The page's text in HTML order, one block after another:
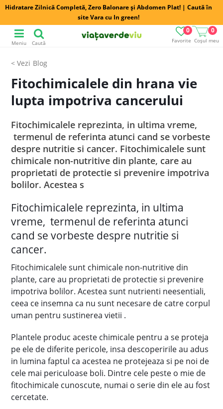
Hidratare Zilnică Completă, Zero Balonare și Abdomen Plat! | Caută în
site Vara cu In green!
Favorite
0
Coșul meu
0
Meniu Caută
Blog
Fitochimicalele din hrana vie
lupta impotriva cancerului
Fitochimicalele reprezinta, in ultima vreme,
termenul de referinta atunci cand se vorbeste
despre nutritie si cancer. Fitochimicalele sunt
chimicale non-nutritive din plante, care au
proprietati de protectie si prevenire impotriva
bolilor. Acestea s
Fitochimicalele reprezinta, in ultima
vreme, termenul de referinta atunci
cand se vorbeste despre nutritie si
cancer.
Fitochimicalele sunt chimicale non-nutritive din
plante, care au proprietati de protectie si prevenire
impotriva bolilor. Acestea sunt nutrienti neesentiali,
ceea ce insemna ca nu sunt necesare de catre corpul
uman pentru sustinerea vietii .
Plantele produc aceste chimicale pentru a se proteja
pe ele de diferite pericole, insa descoperirile au adus
in lumina faptul ca acestea ne protejeaza si pe noi de
cele mai periculoase boli. Dintre cele peste o mie de
fitochimicale cunoscute, numai o serie din ele au fost
cercetate.